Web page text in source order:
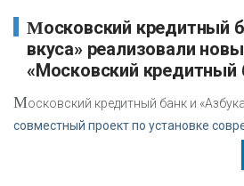
Московский кредитный банк и «Азбука
вкуса» реализовали
«Московский кредитный
Московский кредитный банк и
совместный проект по установке